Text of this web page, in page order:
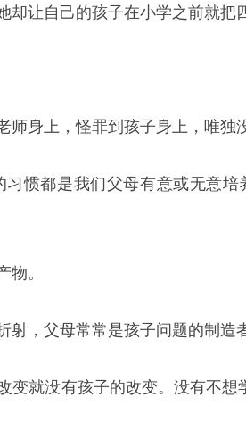
让自己的孩子在小学之前就
身上，怪罪到孩子身上，唯独
惯都是我们父母有意或无意
。
，父母常常是孩子问题的制造
就没有孩子的改变。没有不